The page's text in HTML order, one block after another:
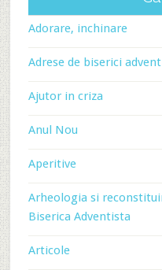
Adorare, inchinare
Adrese de biserici
Ajutor in criza
Anul Nou
Aperitive
Arheologia si
Biserica Adventista
Articole